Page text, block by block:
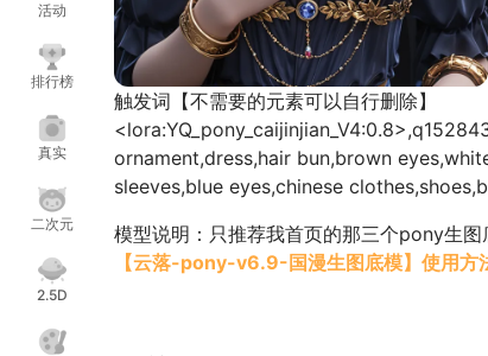
活动
排行榜
真实
二次元
2.5D
触发词【不需要的元素可以自行删除】
ornament,dress,hair bun,brown
sleeves,blue eyes,chinese
模型说明：只推荐我首页的那三个pony生
【云落-pony-v6.9-国漫生图底模】使用方